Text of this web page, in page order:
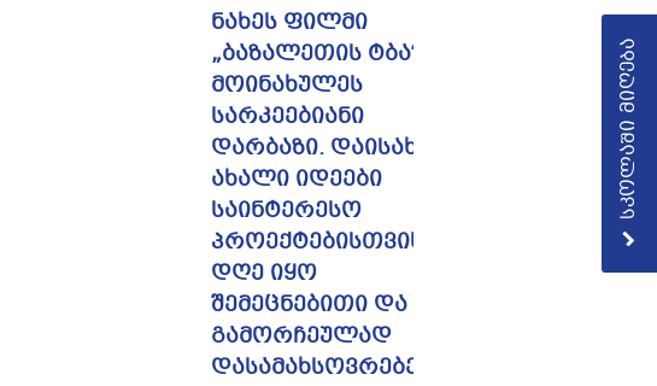
ნახეს ფილმი
„ბაზალეთის ტბა“.
მოინახულეს
სარკეებიანი
დარბაზი. დაისახა
ახალი იდეები
საინტერესო
პროექტებისთვის. ეს
დღე იყო
შემეცნებითი და
გამორჩეულად
დასამახსოვრებელი.
სკოლაში მიღება